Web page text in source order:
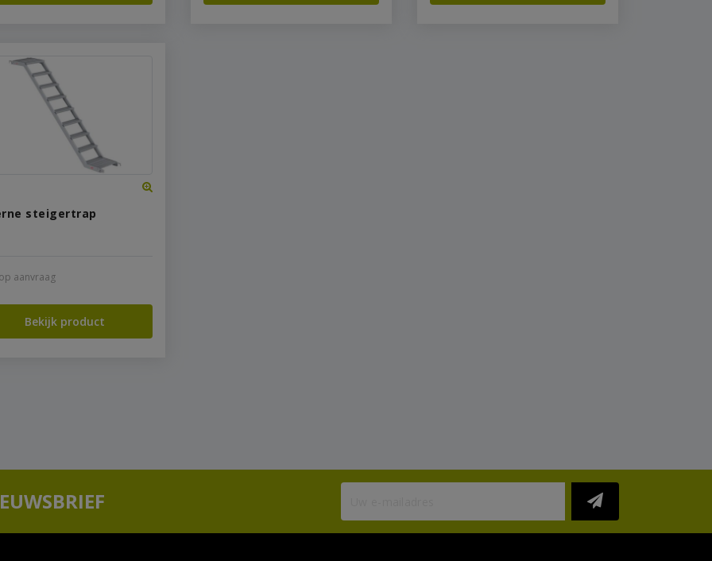
steigertrap
aanvraag
Bekijk product